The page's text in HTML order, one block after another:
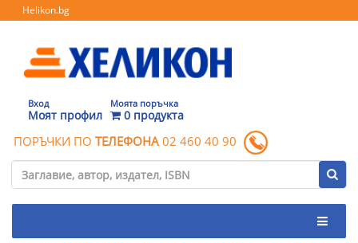
Helikon.bg
Вход
Моят профил
Моята поръчка
0 продукта
ПОРЪЧКИ ПО ТЕЛЕФОНА 02 460 40 90